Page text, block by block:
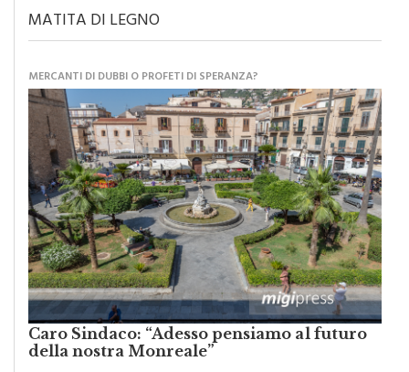
MATITA DI LEGNO
MERCANTI DI DUBBI O PROFETI DI SPERANZA?
Caro Sindaco: “Adesso pensiamo al futuro
della nostra Monreale”